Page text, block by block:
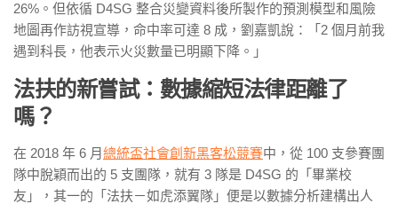
26%。但依循 D4SG 整合災變資料後所製作的預測模型和風險
地圖再作訪視宣導，命中率可達 8 成，劉嘉凱說：「2 個月前我
遇到科長，他表示火災數量已明顯下降。」
法扶的新嘗試：數據縮短法律距離了
嗎？
在 2018 年 6 月 總統盃社會創新黑客松競賽中，從 100 支參賽團
隊中脫穎而出的 5 支團隊，就有 3 隊是 D4SG 的「畢業校
友」，其一的「法扶－如虎添翼隊」便是以數據分析建構出人